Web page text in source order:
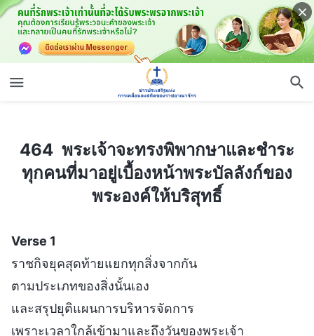
464 พระเจ้าจะทรงพิพากษาและชำระ
ทุกคนที่มาอยู่เบื้องหน้าพระบัลลังก์ของ
พระองค์ให้บริสุทธิ์
Verse 1
ราชกิจยุคสุดท้ายแยกทุกสิ่งจากกัน
ตามประเภทของสิ่งนั้นเอง
และสรุปยุติแผนการบริหารจัดการ
เพราะเวลาใกล้เข้ามาและถึงวันของพระเจ้า